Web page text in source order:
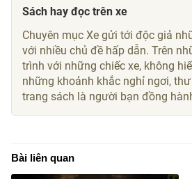
Sách hay đọc trên xe
Chuyên mục Xe gửi tới độc giả
với nhiều chủ đề hấp dẫn. Trên
trình với những chiếc xe, không
những khoảnh khắc nghỉ ngơi,
trang sách là người bạn đồng
Bài liên quan